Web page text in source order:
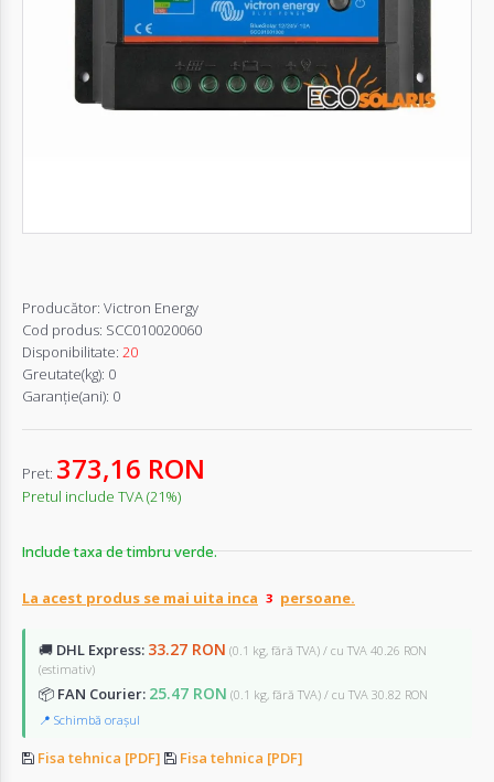
Înregistrează-
Producător: Victron Energy
Cod produs: SCC010020060
Disponibilitate: 20
Greutate(kg): 0
Garanţie(ani): 0
Pret: 373,16 RON
Pretul include TVA (21%)
Include taxa de timbru verde.
La acest produs se mai uita inca persoane.
🚚 DHL Express: 33.27 RON (0.1 kg, fără TVA) / cu TVA 40.26 RON
(estimativ)
📦 FAN Courier: 25.47 RON (0.1 kg, fără TVA) / cu TVA 30.82 RON
📍 Schimbă orașul
Fisa tehnica [PDF]
Fisa tehnica [PDF]